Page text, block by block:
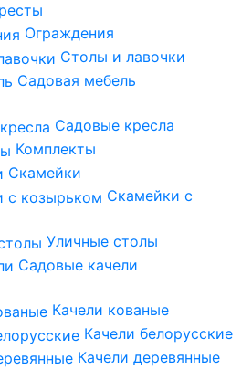
Ограждения
Столы и лавочки
Садовая мебель
Садовые кресла
Комплекты
Скамейки
Скамейки с
Уличные столы
Садовые качели
Качели кованые
Качели белорусские
Качели деревянные